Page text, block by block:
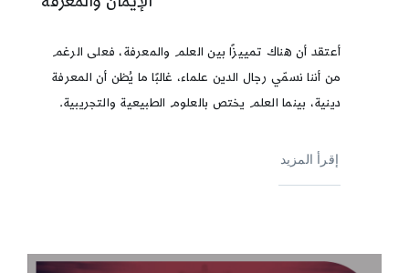
أعتقد أن هناك تمييزًا بين العلم والمعرفة، فعلى الرغم
من أننا نسمّي رجال الدين علماء، غالبًا ما يُظن أن المعرفة
دينية، بينما العلم يختص بالعلوم الطبيعية والتجريبية.
إقرأ المزيد